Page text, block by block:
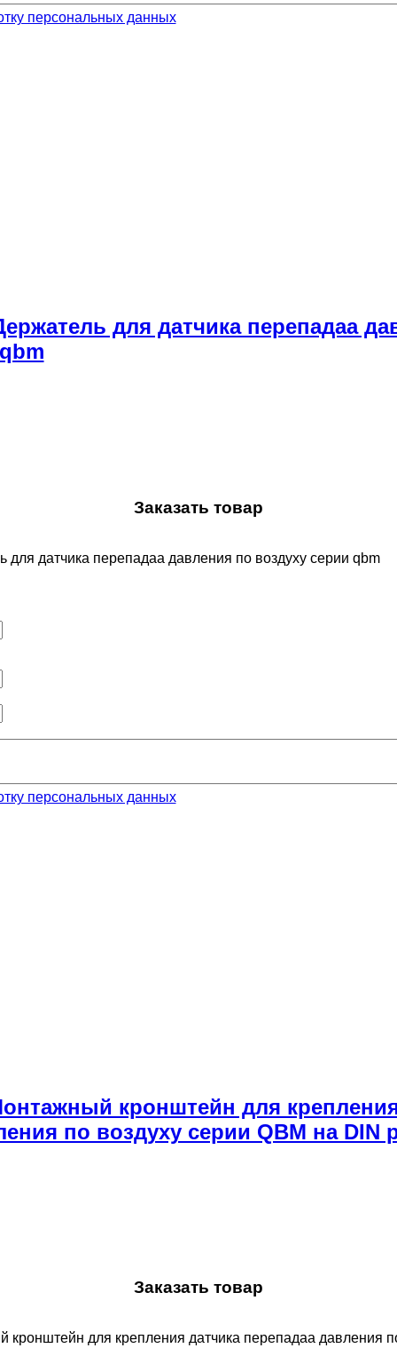
персональных данных
для датчика перепадаа
Заказать товар
для датчика перепадаа давления по воздуху серии qbm
персональных данных
кронштейн для
по воздуху серии QBM на DIN
Заказать товар
кронштейн для крепления датчика перепадаа давления